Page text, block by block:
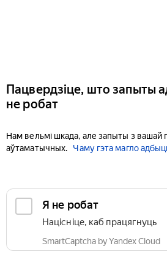
Пацвердзіце, што запыты
не робат
Нам вельмі шкада, але запыты з
аўтаматычных.
Чаму гэта магло
Я не робат
Націсніце, каб працягнуць
SmartCaptcha by Yandex Cloud